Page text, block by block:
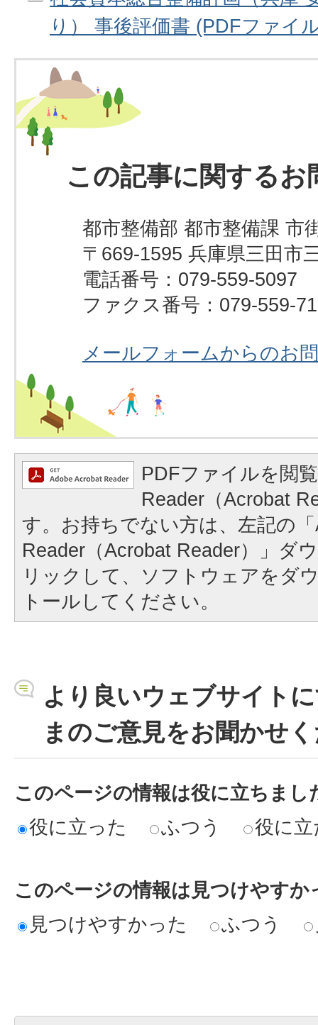
り） 事後評価書 (PDFファイ
この記事に関するお
都市整備部 都市整備課 市
〒669-1595 兵庫県三田市
電話番号：079-559-5097
ファクス番号：079-559-
メールフォームからのお
PDFファイルを閲
Reader（Acrobat
す。お持ちでない方は、左記の
Reader（Acrobat Reader）」ダ
リックして、ソフトウェアをダ
トールしてください。
より良いウェブサイト
まのご意見をお聞かせ
このページの情報は役に立ちまし
役に立った
ふつう 役に
このページの情報は見つけやすか
見つけやすかった
ふつう